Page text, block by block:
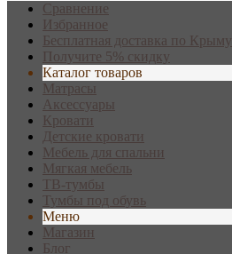
Сравнение
Избранное
Бесплатная доставка по Крыму
Получите 5% скидку
Каталог товаров
Матрасы
Аксессуары
Кровати
Детские кровати
Мебель для спальни
Мягкая мебель
ТВ-тумбы
Тумбы под обувь
Меню
Магазин
Блог